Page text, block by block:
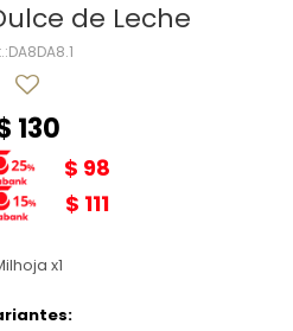
de Leche
DA8DA8.1
130
$ 98
$ 111
x1